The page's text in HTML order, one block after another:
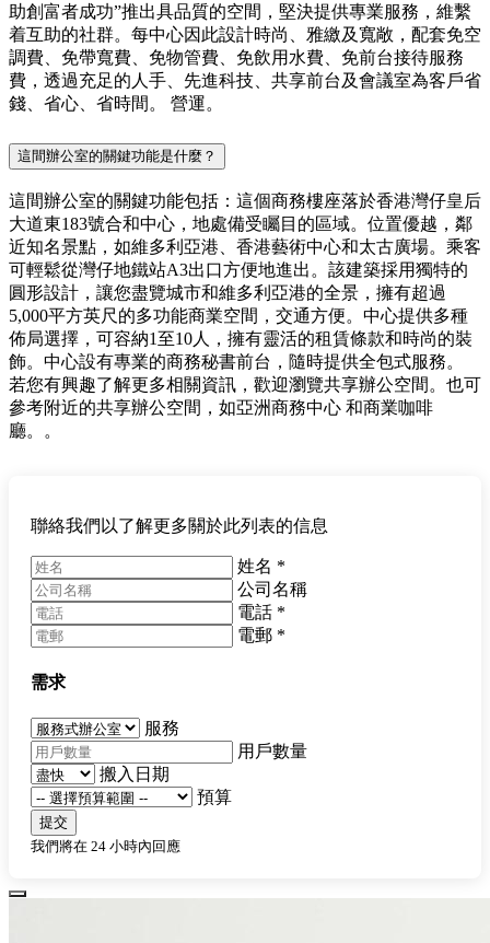
助創富者成功”推出具品質的空間，堅決提供專業服務，維繫
着互助的社群。每中心因此設計時尚、雅繳及寬敞，配套免空
調費、免帶寬費、免物管費、免飲用水費、免前台接待服務
費，透過充足的人手、先進科技、共享前台及會議室為客戶省
錢、省心、省時間。 營運。
這間辦公室的關鍵功能是什麼？
這間辦公室的關鍵功能包括：這個商務樓座落於香港灣仔皇后
大道東183號合和中心，地處備受矚目的區域。位置優越，鄰
近知名景點，如維多利亞港、香港藝術中心和太古廣場。乘客
可輕鬆從灣仔地鐵站A3出口方便地進出。該建築採用獨特的
圓形設計，讓您盡覽城市和維多利亞港的全景，擁有超過
5,000平方英尺的多功能商業空間，交通方便。中心提供多種
佈局選擇，可容納1至10人，擁有靈活的租賃條款和時尚的裝
飾。中心設有專業的商務秘書前台，隨時提供全包式服務。
若您有興趣了解更多相關資訊，歡迎瀏覽共享辦公空間。也可
參考附近的共享辦公空間，如亞洲商務中心 和商業咖啡
廳。。
聯絡我們以了解更多關於此列表的信息
姓名 *
公司名稱
電話 *
電郵 *
需求
服務
用戶數量
搬入日期
預算
提交
我們將在 24 小時內回應